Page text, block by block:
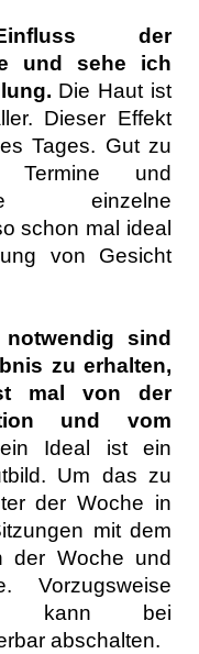
der
und sehe ich
Die Haut ist
Dieser Effekt
Tages. Gut zu
und
einzelne
schon mal ideal
von Gesicht
sind
zu erhalten,
mal von der
und vom
Ideal ist ein
Um das zu
der Woche in
mit dem
der Woche und
Vorzugsweise
kann bei
abschalten.